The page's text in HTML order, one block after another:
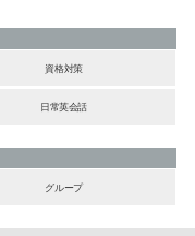
資格対策
日常英会話
グループ